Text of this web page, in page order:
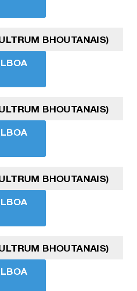
BHOUTANAIS)
BHOUTANAIS)
BHOUTANAIS)
BHOUTANAIS)